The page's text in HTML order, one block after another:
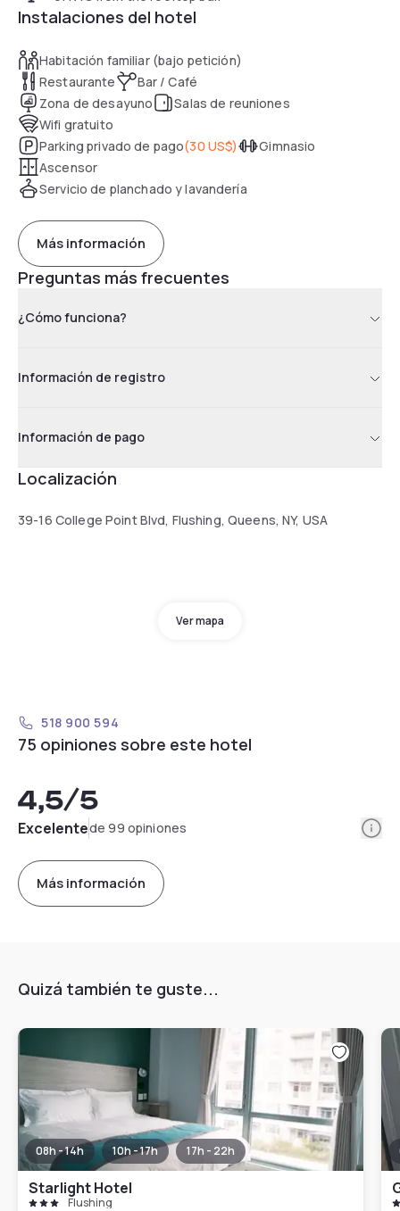
Instalaciones del hotel
Habitación familiar (bajo petición)
Restaurante
Bar / Café
Zona de desayuno
Salas de reuniones
Wifi gratuito
Parking privado de pago(30 US$)
Gimnasio
Ascensor
Servicio de planchado y lavandería
Más información
Preguntas más frecuentes
¿Cómo funciona?
Información de registro
Información de pago
Localización
39-16 College Point Blvd, Flushing, Queens, NY, USA
Ver mapa
518 900 594
75 opiniones sobre este hotel
4,5/5
Excelentede 99 opiniones
Más información
Quizá también te guste...
08h - 14h 10h - 17h 17h - 22h
Starlight Hotel
Flushing